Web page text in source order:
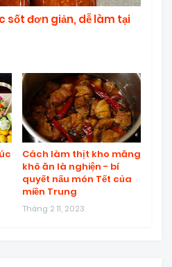
đơn giản, dễ làm tại
Cách làm thịt kho măng
khô ăn là nghiện - bí
quyết nấu món Tết của
miền Trung
Tháng 2 11, 2023